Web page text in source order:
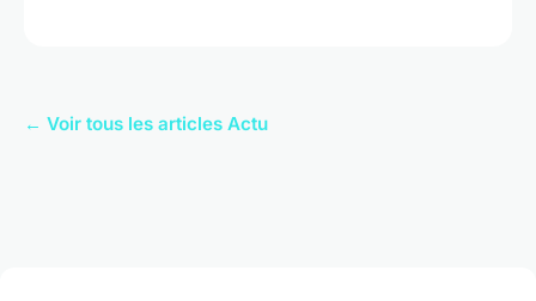
← Voir tous les articles Actu